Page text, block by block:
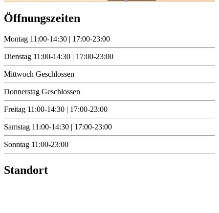
Öffnungszeiten
Montag 11:00-14:30 | 17:00-23:00
Dienstag 11:00-14:30 | 17:00-23:00
Mittwoch Geschlossen
Donnerstag Geschlossen
Freitag 11:00-14:30 | 17:00-23:00
Samstag 11:00-14:30 | 17:00-23:00
Sonntag 11:00-23:00
Standort